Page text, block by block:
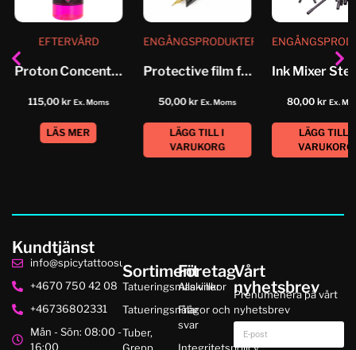
EFTERVÅRD
Proton Concentrated Pink Soap
115,00kr Ex. Moms
LÄS MER
ENGÅNGSPRODUKTER
Protective film for pen tattoo...
50,00kr Ex. Moms
LÄGG TILL I
VARUKORG
80,00kr Ex.
LÄGG TILL I
VARUKORG
Kundtjänst
info@spicytattoosupplies.se
+4670 750 42 08
+46736802331
Mån - Sön: 08:00 -
16:00
Sortiment
Tatueringsmaskiner
Tatueringsnålar
Tuber,
Företag
Alla villkor
Frågor och
svar
Vårt
nyhetsbrev
Prenumenera på vårt
nyhetsbrev